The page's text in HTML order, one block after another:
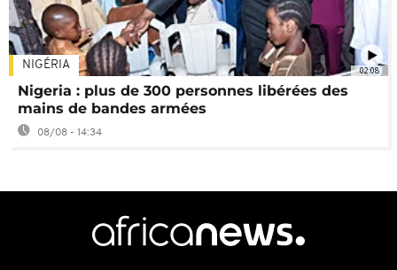
02:08
NIGÉRIA
Nigeria : plus de 300 personnes libérées des
mains de bandes armées
08/08 - 14:34